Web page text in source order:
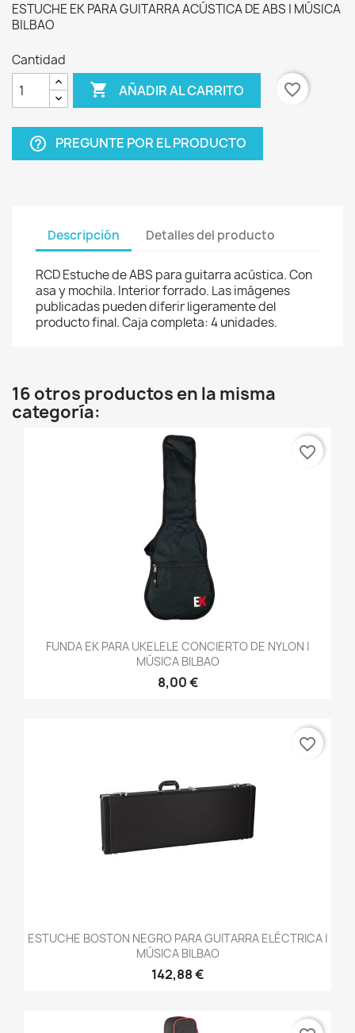
ESTUCHE EK PARA GUITARRA ACÚSTICA DE ABS | MÚSICA
BILBAO
Cantidad
 AÑADIR AL CARRITO favorite_border
help_outline PREGUNTE POR EL PRODUCTO
Descripción Detalles del producto
RCD Estuche de ABS para guitarra acústica. Con
asa y mochila. Interior forrado. Las imágenes
publicadas pueden diferir ligeramente del
producto final. Caja completa: 4 unidades.
16 otros productos en la misma
categoría:
FUNDA EK PARA UKELELE CONCIERTO DE NYLON |
MÚSICA BILBAO
8,00 €
favorite_border
ESTUCHE BOSTON NEGRO PARA GUITARRA ELÉCTRICA |
MÚSICA BILBAO
142,88 €
favorite_border